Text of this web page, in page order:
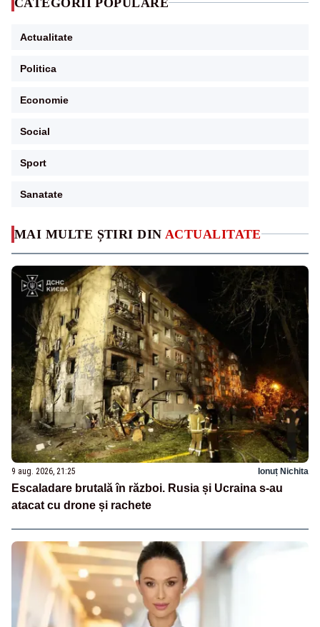
MAI MULTE ȘTIRI DIN ACTUALITATE
9 aug. 2026, 21:25 Ionuț Nichita
Escaladare brutală în război. Rusia și Ucraina s-au
atacat cu drone și rachete
Actualitate
Politica
Economie
Social
Sport
Sanatate